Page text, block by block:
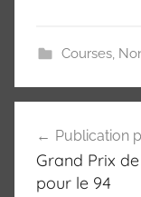
94)Courses,
de
l’article
Publication
Grand Prix
pour le 94